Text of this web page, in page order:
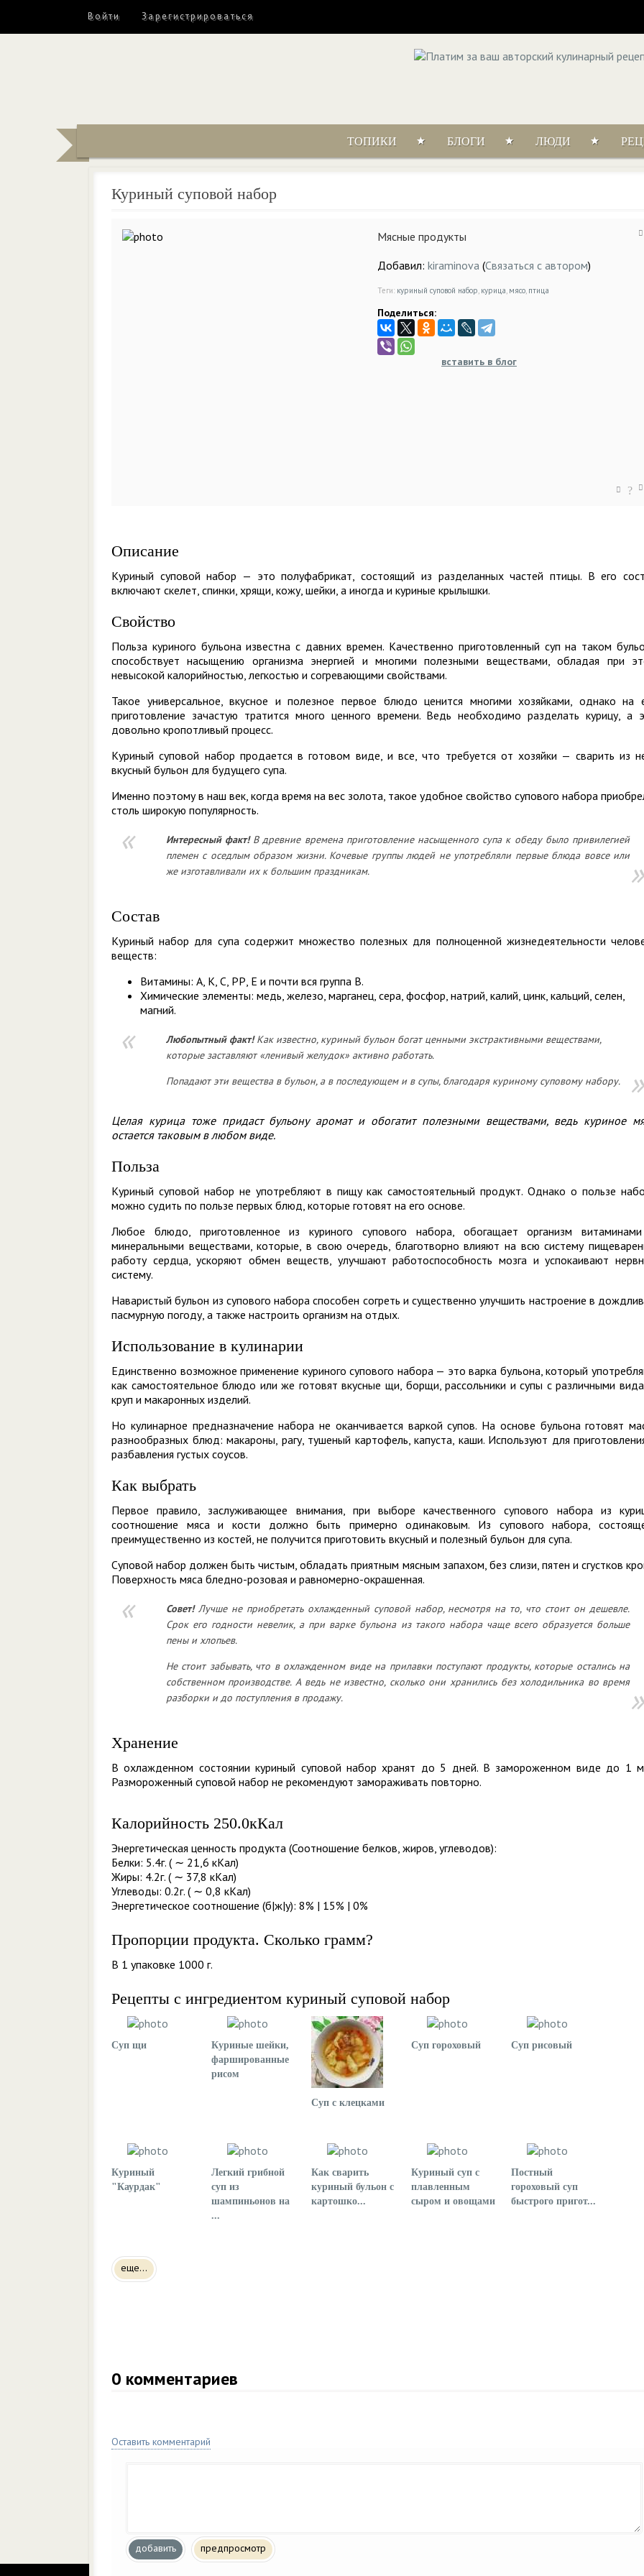
Войти Зарегистрироваться
ТОПИКИ БЛОГИ ЛЮДИ
Куриный суповой набор
Мясные продукты
?
Добавил: kiraminova (Связаться с автором)
Теги: куриный суповой набор, курица, мясо, птица
Поделиться:
вставить в блог
Описание
Куриный суповой набор — это полуфабрикат, состоящий из разделанных частей птицы. В его
включают скелет, спинки, хрящи, кожу, шейки, а иногда и куриные крылышки.
Свойство
Польза куриного бульона известна с давних времен. Качественно приготовленный суп на таком
способствует насыщению организма энергией и многими полезными веществами, обладая при
невысокой калорийностью, легкостью и согревающими свойствами.
Такое универсальное, вкусное и полезное первое блюдо ценится многими хозяйками, однако на
приготовление зачастую тратится много ценного времени. Ведь необходимо разделать курицу, а
довольно кропотливый процесс.
Куриный суповой набор продается в готовом виде, и все, что требуется от хозяйки — сварить из
вкусный бульон для будущего супа.
Именно поэтому в наш век, когда время на вес золота, такое удобное свойство супового набора
столь широкую популярность.
Интересный факт!В древние времена приготовление насыщенного супа к обеду было привилегией
племен с оседлым образом жизни. Кочевые группы людей не употребляли первые блюда вовсе или
же изготавливали их к большим праздникам.
Состав
Куриный набор для супа содержит множество полезных для полноценной жизнедеятельности
веществ:
Витамины: А, К, С, РР, Е и почти вся группа В.
Химические элементы: медь, железо, марганец, сера, фосфор, натрий, калий, цинк, кальций, селен,
магний.
Любопытный факт!Как известно, куриный бульон богат ценными экстрактивными веществами,
которые заставляют «ленивый желудок» активно работать.
Попадают эти вещества в бульон, а в последующем и в супы, благодаря куриному суповому набору.
Целая курица тоже придаст бульону аромат и обогатит полезными веществами, ведь куриное
остается таковым в любом виде.
Польза
Куриный суповой набор не употребляют в пищу как самостоятельный продукт. Однако о пользе
можно судить по пользе первых блюд, которые готовят на его основе.
Любое блюдо, приготовленное из куриного супового набора, обогащает организм
минеральными веществами, которые, в свою очередь, благотворно влияют на всю систему
работу сердца, ускоряют обмен веществ, улучшают работоспособность мозга и успокаивают
систему.
Наваристый бульон из супового набора способен согреть и существенно улучшить настроение в
пасмурную погоду, а также настроить организм на отдых.
Использование в кулинарии
Единственно возможное применение куриного супового набора — это варка бульона, который
как самостоятельное блюдо или же готовят вкусные щи, борщи, рассольники и супы с различными
круп и макаронных изделий.
Но кулинарное предназначение набора не оканчивается варкой супов. На основе бульона готовят
разнообразных блюд: макароны, рагу, тушеный картофель, капуста, каши. Используют для
разбавления густых соусов.
Как выбрать
Первое правило, заслуживающее внимания, при выборе качественного супового набора из
соотношение мяса и кости должно быть примерно одинаковым. Из супового набора,
преимущественно из костей, не получится приготовить вкусный и полезный бульон для супа.
Суповой набор должен быть чистым, обладать приятным мясным запахом, без слизи, пятен и сгустков
Поверхность мяса бледно-розовая и равномерно-окрашенная.
Совет!Лучше не приобретать охлажденный суповой набор, несмотря на то, что стоит он дешевле.
Срок его годности невелик, а при варке бульона из такого набора чаще всего образуется больше
пены и хлопьев.
Не стоит забывать, что в охлажденном виде на прилавки поступают продукты, которые остались на
собственном производстве. А ведь не известно, сколько они хранились без холодильника во время
разборки и до поступления в продажу.
Хранение
В охлажденном состоянии куриный суповой набор хранят до 5 дней. В замороженном виде до 1
Размороженный суповой набор не рекомендуют замораживать повторно.
Калорийность 250.0кКал
Энергетическая ценность продукта (Соотношение белков, жиров, углеводов):
Белки: 5.4г. ( ∼ 21,6 кКал)
Жиры: 4.2г. ( ∼ 37,8 кКал)
Углеводы: 0.2г. ( ∼ 0,8 кКал)
Энергетическое соотношение (б|ж|у): 8% | 15% | 0%
Пропорции продукта. Сколько грамм?
В 1 упаковке 1000 г.
Рецепты с ингредиентом куриный суповой набор
Суп щи
Куриные шейки,
фаршированные
рисом
Суп с клецками
Суп гороховый Суп рисовый
Куриный
"Каурдак"
Легкий грибной
суп из
шампиньонов на
...
Как сварить
куриный бульон с
картошко...
Куриный суп с
плавленным
сыром и овощами
Постный
гороховый суп
быстрого пригот...
еще...
0 комментариев
Оставить комментарий
добавить предпросмотр